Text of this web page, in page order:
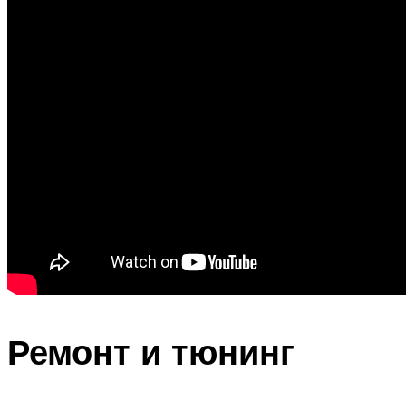
Ремонт и тюнинг